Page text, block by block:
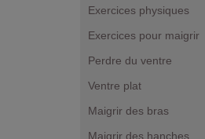
Exercices physiques
Exercices pour maigrir
Perdre du ventre
Ventre plat
Maigrir des bras
Maigrir des hanches